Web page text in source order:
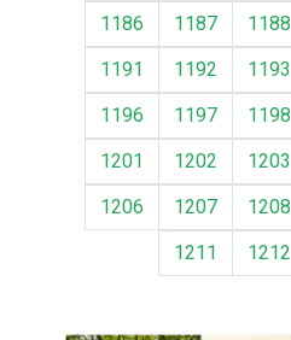
1186
1187 1188
1191
1192 1193
1196
1197 1198
1201
1202 1203
1206
1207 1208
1211
1212